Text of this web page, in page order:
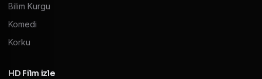
Bilim Kurgu
Komedi
Korku
HD Film izle